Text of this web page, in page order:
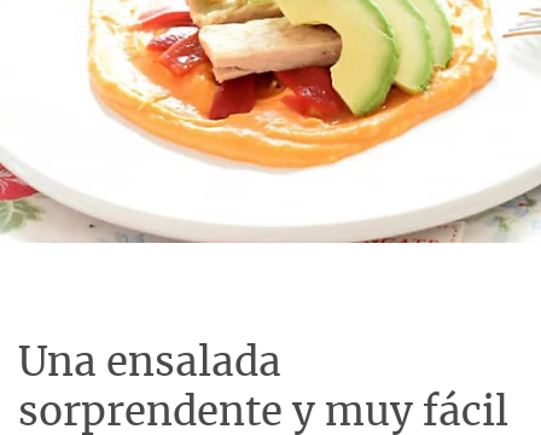
Una ensalada
sorprendente y muy fácil